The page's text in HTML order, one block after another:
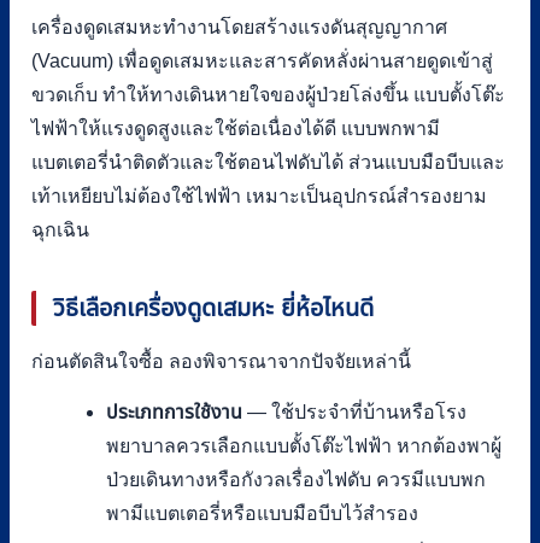
เครื่องดูดเสมหะทำงานโดยสร้างแรงดันสุญญากาศ
(Vacuum) เพื่อดูดเสมหะและสารคัดหลั่งผ่านสายดูดเข้าสู่
ขวดเก็บ ทำให้ทางเดินหายใจของผู้ป่วยโล่งขึ้น แบบตั้งโต๊ะ
ไฟฟ้าให้แรงดูดสูงและใช้ต่อเนื่องได้ดี แบบพกพามี
แบตเตอรี่นำติดตัวและใช้ตอนไฟดับได้ ส่วนแบบมือบีบและ
เท้าเหยียบไม่ต้องใช้ไฟฟ้า เหมาะเป็นอุปกรณ์สำรองยาม
ฉุกเฉิน
วิธีเลือกเครื่องดูดเสมหะ ยี่ห้อไหนดี
ก่อนตัดสินใจซื้อ ลองพิจารณาจากปัจจัยเหล่านี้
ประเภทการใช้งาน — ใช้ประจำที่บ้านหรือโรง
พยาบาลควรเลือกแบบตั้งโต๊ะไฟฟ้า หากต้องพาผู้
ป่วยเดินทางหรือกังวลเรื่องไฟดับ ควรมีแบบพก
พามีแบตเตอรี่หรือแบบมือบีบไว้สำรอง